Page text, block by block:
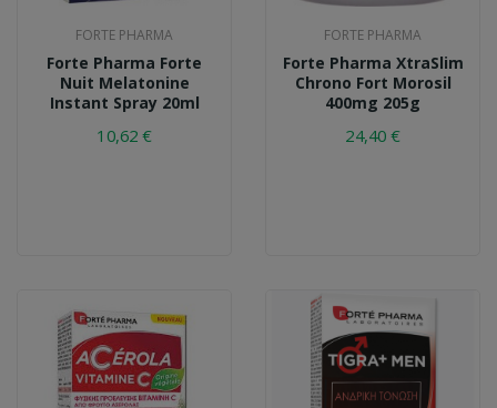
FORTE PHARMA
Forte Pharma Forte
Nuit Melatonine
Instant Spray 20ml
10,62 €
FORTE PHARMA
Forte Pharma XtraSlim
Chrono Fort Morosil
400mg 205g
24,40 €